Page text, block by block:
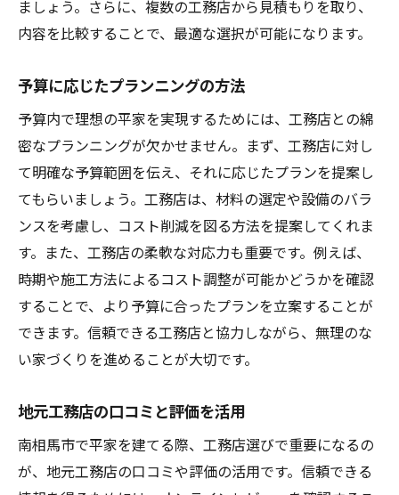
ましょう。さらに、複数の工務店から見積もりを取り、
内容を比較することで、最適な選択が可能になります。
予算に応じたプランニングの方法
予算内で理想の平家を実現するためには、工務店との綿
密なプランニングが欠かせません。まず、工務店に対し
て明確な予算範囲を伝え、それに応じたプランを提案し
てもらいましょう。工務店は、材料の選定や設備のバラ
ンスを考慮し、コスト削減を図る方法を提案してくれま
す。また、工務店の柔軟な対応力も重要です。例えば、
時期や施工方法によるコスト調整が可能かどうかを確認
することで、より予算に合ったプランを立案することが
できます。信頼できる工務店と協力しながら、無理のな
い家づくりを進めることが大切です。
地元工務店の口コミと評価を活用
南相馬市で平家を建てる際、工務店選びで重要になるの
が、地元工務店の口コミや評価の活用です。信頼できる